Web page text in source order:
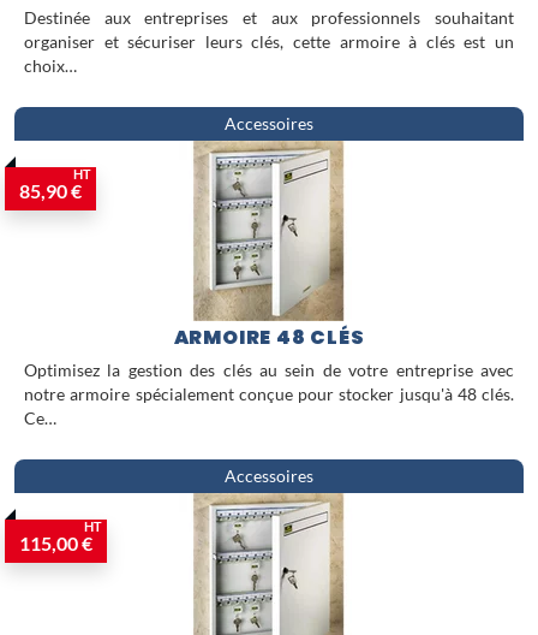
Destinée aux entreprises et aux professionnels souhaitant
organiser et sécuriser leurs clés, cette armoire à clés est un
choix…
Accessoires
85,90 €
HT
ARMOIRE 48 CLÉS
Optimisez la gestion des clés au sein de votre entreprise avec
notre armoire spécialement conçue pour stocker jusqu'à 48 clés.
Ce…
Accessoires
115,00 €
HT